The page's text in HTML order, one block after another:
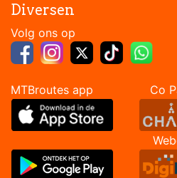
Diversen
Volg ons op
MTBroutes app Co